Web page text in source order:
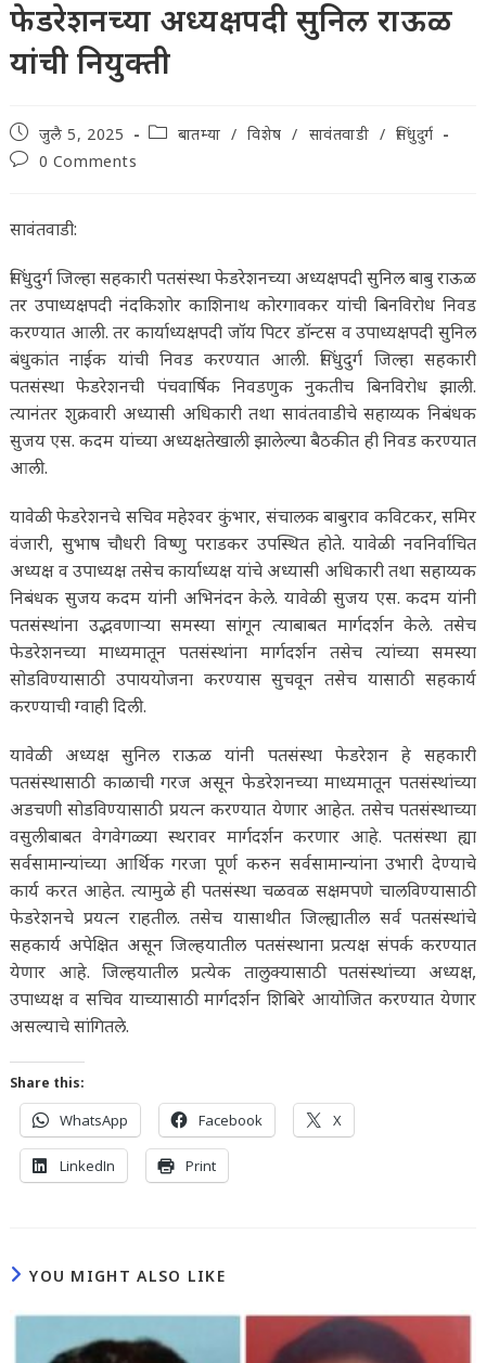
फेडरेशनच्या अध्यक्षपदी सुनिल राऊळ
यांची नियुक्ती
Post
published:
जुलै 5, 2025
Postबातम्या / विशेष / सावंतवाडी / सिंधुदुर्ग
Post0 Comments
सावंतवाडी:
सिंधुदुर्ग जिल्हा सहकारी पतसंस्था फेडरेशनच्या अध्यक्षपदी सुनिल बाबु राऊळ
तर उपाध्यक्षपदी नंदकिशोर काशिनाथ कोरगावकर यांची बिनविरोध निवड
करण्यात आली. तर कार्याध्यक्षपदी जॉय पिटर डॉन्टस व उपाध्यक्षपदी सुनिल
बंधुकांत नाईक यांची निवड करण्यात आली. सिंधुदुर्ग जिल्हा सहकारी
पतसंस्था फेडरेशनची पंचवार्षिक निवडणुक नुकतीच बिनविरोध झाली.
त्यानंतर शुक्रवारी अध्यासी अधिकारी तथा सावंतवाडीचे सहाय्यक निबंधक
सुजय एस. कदम यांच्या अध्यक्षतेखाली झालेल्या बैठकीत ही निवड करण्यात
आली.
यावेळी फेडरेशनचे सचिव महेश्वर कुंभार, संचालक बाबुराव कविटकर, समिर
वंजारी, सुभाष चौधरी विष्णु पराडकर उपस्थित होते. यावेळी नवनिर्वाचित
अध्यक्ष व उपाध्यक्ष तसेच कार्याध्यक्ष यांचे अध्यासी अधिकारी तथा सहाय्यक
निबंधक सुजय कदम यांनी अभिनंदन केले. यावेळी सुजय एस. कदम यांनी
पतसंस्थांना उद्भवणाऱ्या समस्या सांगून त्याबाबत मार्गदर्शन केले. तसेच
फेडरेशनच्या माध्यमातून पतसंस्थांना मार्गदर्शन तसेच त्यांच्या समस्या
सोडविण्यासाठी उपाययोजना करण्यास सुचवून तसेच यासाठी सहकार्य
करण्याची ग्वाही दिली.
यावेळी अध्यक्ष सुनिल राऊळ यांनी पतसंस्था फेडरेशन हे सहकारी
पतसंस्थासाठी काळाची गरज असून फेडरेशनच्या माध्यमातून पतसंस्थांच्या
अडचणी सोडविण्यासाठी प्रयत्न करण्यात येणार आहेत. तसेच पतसंस्थाच्या
वसुलीबाबत वेगवेगळ्या स्थरावर मार्गदर्शन करणार आहे. पतसंस्था ह्या
सर्वसामान्यांच्या आर्थिक गरजा पूर्ण करुन सर्वसामान्यांना उभारी देण्याचे
कार्य करत आहेत. त्यामुळे ही पतसंस्था चळवळ सक्षमपणे चालविण्यासाठी
फेडरेशनचे प्रयत्न राहतील. तसेच यासाथीत जिल्ह्यातील सर्व पतसंस्थांचे
सहकार्य अपेक्षित असून जिल्हयातील पतसंस्थाना प्रत्यक्ष संपर्क करण्यात
येणार आहे. जिल्हयातील प्रत्येक तालुक्यासाठी पतसंस्थांच्या अध्यक्ष,
उपाध्यक्ष व सचिव याच्यासाठी मार्गदर्शन शिबिरे आयोजित करण्यात येणार
असल्याचे सांगितले.
Share this:
WhatsApp Facebook X
LinkedIn Print
YOU MIGHT ALSO LIKE